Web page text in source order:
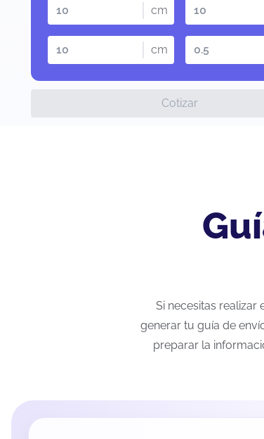
cm
cm
Cotizar
Si necesitas realizar
generar tu guía de
preparar la